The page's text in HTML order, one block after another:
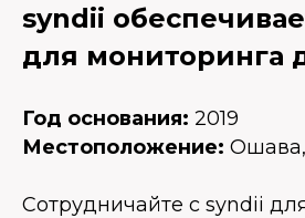
syndii
для мониторинга
Год основания: 2019
Местоположение:
Сотрудничайте с syndii